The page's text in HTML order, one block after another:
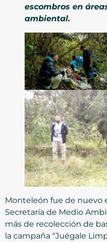
escombros en
ambiental.
Monteleón fue de nuevo
Secretaría de Medio
más de recolección de
la campaña “Juégale